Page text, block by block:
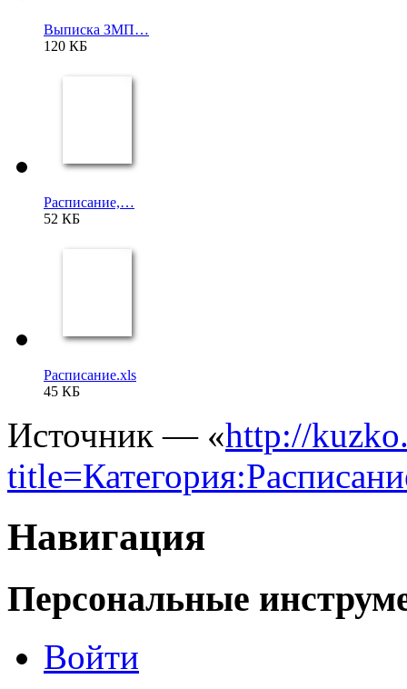
Выписка ЗМП…
120 КБ
Расписание,…
52 КБ
Расписание.xls
45 КБ
Источник — «http://
Навигация
Персональные
Войти